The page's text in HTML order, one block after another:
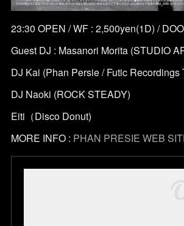
23:30 OPEN / WF : 2,500yen(1D) /
Guest DJ : Masanori Morita (STUDIO
DJ Kai (Phan Persie / Futic Recordings
DJ Naoki (ROCK STEADY)
Eiti（Disco Donut)
MORE INFO : PHAN PRESIE WEB